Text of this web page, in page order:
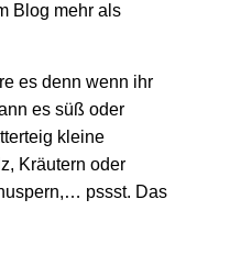
Blog mehr als
es denn wenn ihr
es süß oder
kleine
Kräutern oder
pssst. Das